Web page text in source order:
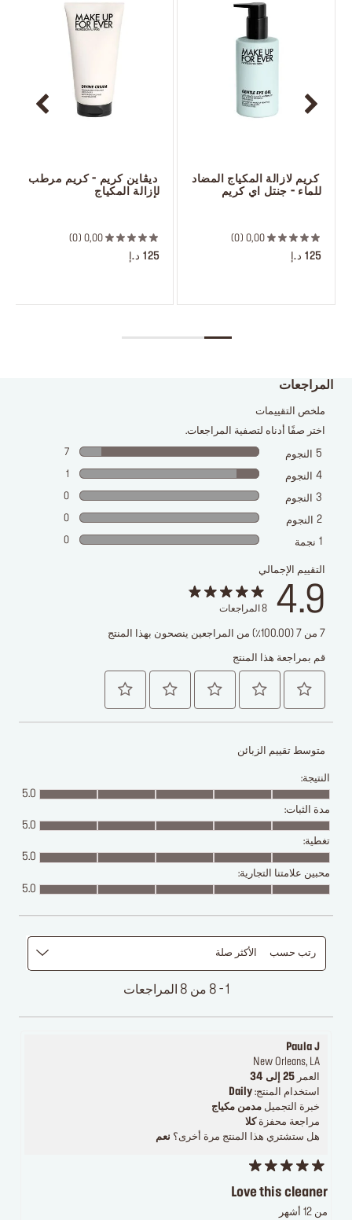
لإزالة المكياج
0,00
0
125 د.إ
للماء - جنتل اي كريم
0,00
0
125 د.إ
المراجعات
ملخص التقييمات
اختر صفًا أدناه لتصفية المراجعات.
5 النجوم 7
4 النجوم 1
3 النجوم 0
2 النجوم 0
1 نجمة 0
التقييم الإجمالي
4.9
8 المراجعات
7 من 7 (100.00٪) من المراجعين ينصحون بهذا المنتج
قم بمراجعة هذا المنتج
متوسط تقييم الزبائن
النتيجة:
5.0
مدة الثبات:
5.0
تغطية:
5.0
محبين علامتنا التجارية:
5.0
1 - 8 من 8 المراجعات
رتب حسب الأكثر صلة
Paula J
New Orleans, LA
العمر 25 إلى 34
استخدام المنتج: Daily
خبرة التجميل مدمن مكياج
مراجعة محفزةكلا
هل ستشتري هذا المنتج مرة أخرى؟ نعم
Love this cleaner
من 12 أشهر